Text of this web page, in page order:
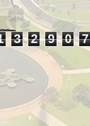
3 2 9 0 7